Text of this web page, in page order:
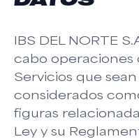
IBS DEL NORTE
cabo operaciones
Servicios que sean
considerados
figuras
Ley y su